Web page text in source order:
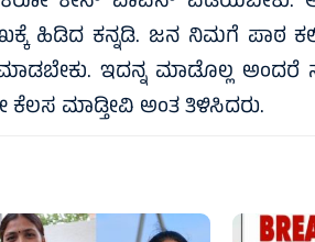
ಹಿಡಿದ ಕನ್ನಡಿ. ಜನ ‌ನಿಮಗೆ ಪಾಠ
ಇದನ್ನ ಮಾಡೊಲ್ಲ ಅಂದರೆ
ಕೆಲಸ ಮಾಡ್ತೀವಿ ಅಂತ ತಿಳಿಸಿದರು.